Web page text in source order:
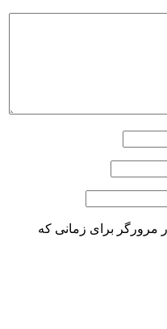
مرورگر برای زمانی که